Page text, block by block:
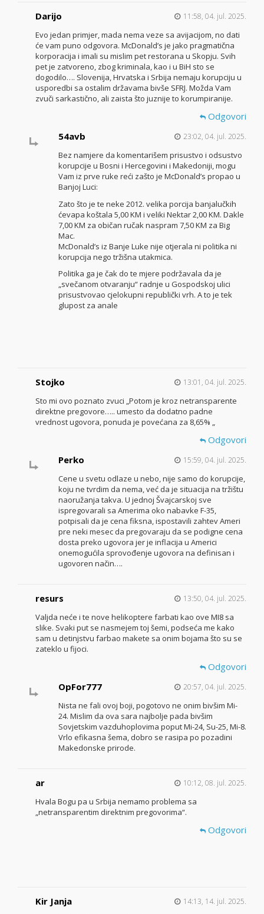
Darijo 11:58, 04. jul. 2025.
Evo jedan primjer, mada nema veze sa avijacijom, no dati
će vam puno odgovora. McDonald’s je jako pragmatična
korporacija i imali su mislim pet restorana u Skopju. Svih
pet je zatvoreno, zbog kriminala, kao i u BiH sto se
dogodilo…. Slovenija, Hrvatska i Srbija nemaju korupciju u
usporedbi sa ostalim državama bivše SFRJ. Možda Vam
zvuči sarkastično, ali zaista što juznije to korumpiranije.
Odgovori
54avb
23:02, 04. jul. 2025.
Bez namjere da komentarišem prisustvo i odsustvo
korupcije u Bosni i Hercegovini i Makedoniji, mogu
Vam iz prve ruke reći zašto je McDonald’s propao u
Banjoj Luci:
Zato što je te neke 2012. velika porcija banjalučkih
ćevapa koštala 5,00 KM i veliki Nektar 2,00 KM. Dakle
7,00 KM za običan ručak naspram 7,50 KM za Big
Mac.
McDonald’s iz Banje Luke nije otjerala ni politika ni
korupcija nego tržišna utakmica.
Politika ga je čak do te mjere podržavala da je
„svečanom otvaranju“ radnje u Gospodskoj ulici
prisustvovao cjelokupni republički vrh. A to je tek
glupost za anale
Stojko 13:01, 04. jul. 2025.
Sto mi ovo poznato zvuci „Potom je kroz netransparente
direktne pregovore….. umesto da dodatno padne
vrednost ugovora, ponuda je povećana za 8,65% „
Odgovori
Perko
15:59, 04. jul. 2025.
Cene u svetu odlaze u nebo, nije samo do korupcije,
koju ne tvrdim da nema, već da je situacija na tržištu
naoružanja takva. U jednoj Švajcarskoj sve
ispregovarali sa Amerima oko nabavke F-35,
potpisali da je cena fiksna, ispostavili zahtev Ameri
pre neki mesec da pregovaraju da se podigne cena
dosta preko ugovora jer je inflacija u Americi
onemogućila sprovođenje ugovora na definisan i
ugovoren način….
resurs 13:50, 04. jul. 2025.
Valjda neće i te nove helikoptere farbati kao ove MI8 sa
slike. Svaki put se nasmejem toj šemi, podseća me kako
sam u detinjstvu farbao makete sa onim bojama što su se
zateklo u fijoci.
Odgovori
OpFor777
20:57, 04. jul. 2025.
Nista ne fali ovoj boji, pogotovo ne onim bivšim Mi-
24. Mislim da ova sara najbolje pada bivšim
Sovjetskim vazduhoplovima poput Mi-24, Su-25, Mi-8.
Vrlo efikasna šema, dobro se rasipa po pozadini
Makedonske prirode.
ar 10:12, 08. jul. 2025.
Hvala Bogu pa u Srbija nemamo problema sa
„netransparentim direktnim pregovorima“.
Odgovori
Kir Janja 14:13, 14. jul. 2025.